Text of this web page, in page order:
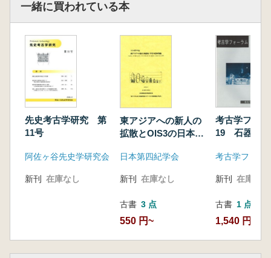
一緒に買われている本
先史考古学研究 第
11号
阿佐ヶ谷先史学研究会
新刊 在庫なし
東アジアへの新人の
拡散とOIS3の日本列
日本第四紀学会
新刊 在庫なし
古書 3 点
550 円~
考古学フォ
19 石器研究
考古学フォー
新刊 在庫なし
古書 1 点
1,540 円